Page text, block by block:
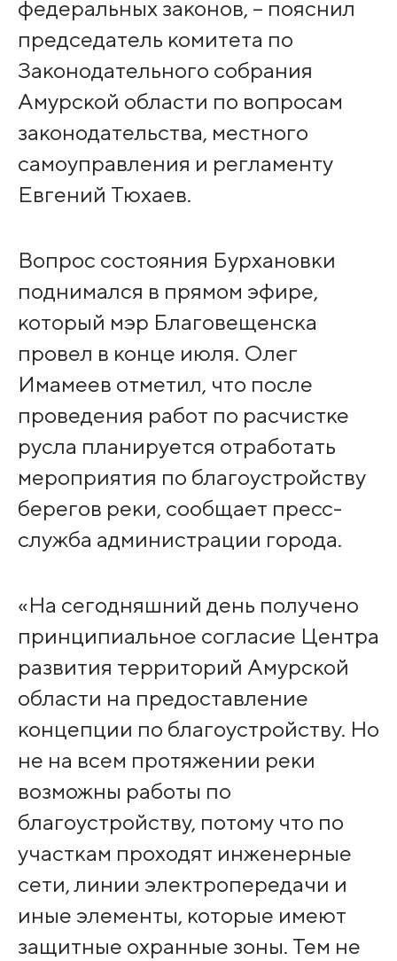
федеральных законов, – пояснил
председатель комитета по
Законодательного собрания
Амурской области по вопросам
законодательства, местного
самоуправления и регламенту
Евгений Тюхаев.
Вопрос состояния Бурхановки
поднимался в прямом эфире,
который мэр Благовещенска
провел в конце июля. Олег
Имамеев отметил, что после
проведения работ по расчистке
русла планируется отработать
мероприятия по благоустройству
берегов реки, сообщает пресс-
служба администрации города.
«На сегодняшний день получено
принципиальное согласие Центра
развития территорий Амурской
области на предоставление
концепции по благоустройству. Но
не на всем протяжении реки
возможны работы по
благоустройству, потому что по
участкам проходят инженерные
сети, линии электропередачи и
иные элементы, которые имеют
защитные охранные зоны. Тем не